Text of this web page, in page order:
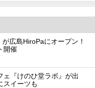
広島HiroPaにオープン！
開催
『けのひ堂ラボ』が出
スイーツも